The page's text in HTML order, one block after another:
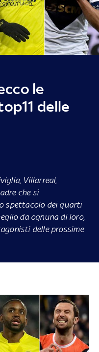
le
delle
Villarreal,
che si
spettacolo dei quarti
da ognuna di loro,
delle prossime